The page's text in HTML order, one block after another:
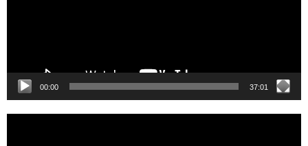
00:00 37:01